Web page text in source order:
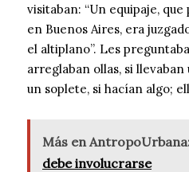
visitaban: “Un equipaje,
en Buenos Aires, era
el altiplano”. Les
arreglaban ollas, si
un soplete, si hacían algo;
Más en
debe involucrarse